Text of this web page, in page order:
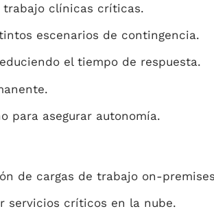
clínicas críticas.
escenarios de contingencia.
el tiempo de respuesta.
para asegurar autonomía.
de cargas de trabajo on-
servicios críticos en la nube.